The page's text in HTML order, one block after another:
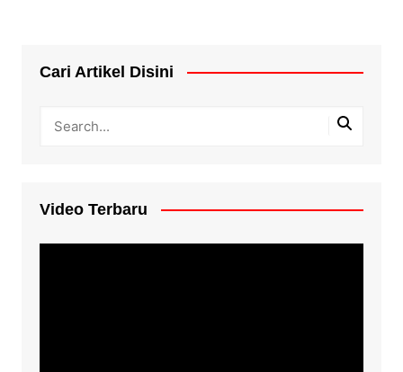
Cari Artikel Disini
Video Terbaru